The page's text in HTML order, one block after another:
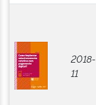
2018-
11